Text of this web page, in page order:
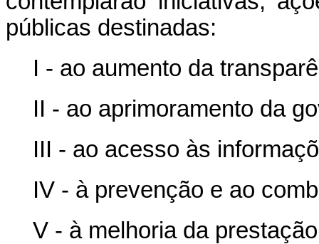
públicas destinadas:
I - ao aumento da
II - ao aprimoramento da
III - ao acesso às
IV - à prevenção e ao
V - à melhoria da